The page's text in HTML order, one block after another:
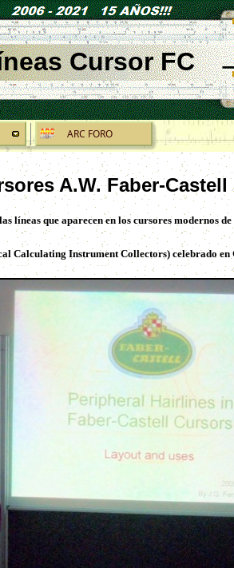
Cursor FC
ARC FORO
A.W. Faber-
líneas que aparecen en los cursores modernos
Calculating Instrument Collectors) celebrado